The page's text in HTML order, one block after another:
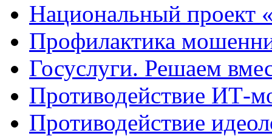
Национальный проект
Профилактика
Госуслуги. Решаем
Противодействие ИТ-
Противодействие